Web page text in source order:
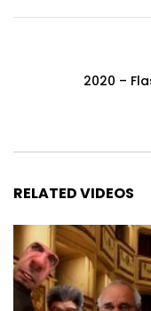
2020 –
RELATED VIDEOS